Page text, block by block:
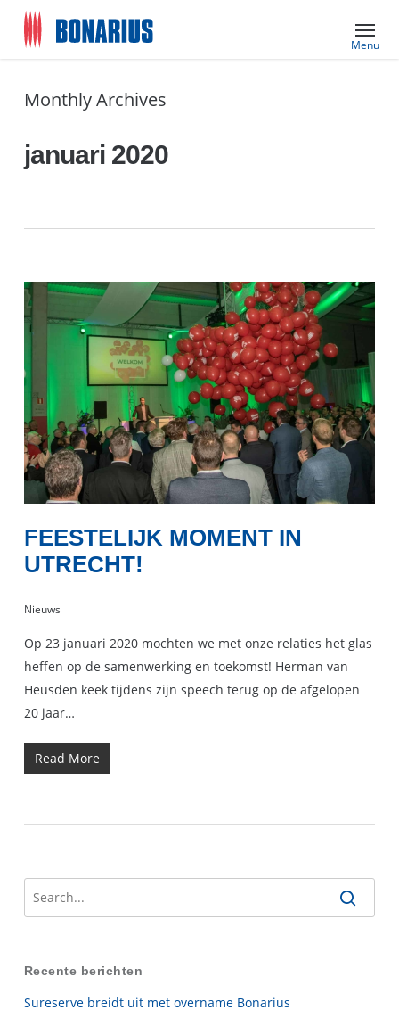
Menu
Monthly Archives
januari 2020
FEESTELIJK MOMENT IN
UTRECHT!
Nieuws
Op 23 januari 2020 mochten we met onze relaties het glas
heffen op de samenwerking en toekomst! Herman van
Heusden keek tijdens zijn speech terug op de afgelopen
20 jaar…
Read More
Recente berichten
Sureserve breidt uit met overname Bonarius